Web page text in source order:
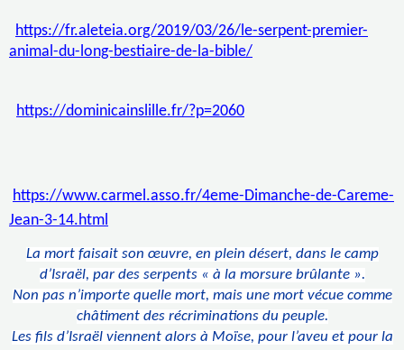
https://fr.aleteia.org/2019/03/26/le-serpent-premier-
animal-du-long-bestiaire-de-la-bible/
https://dominicainslille.fr/?p=2060
https://www.carmel.asso.fr/4eme-Dimanche-de-Careme-
Jean-3-14.html
La mort faisait son œuvre, en plein désert, dans le camp
d’Israël, par des serpents « à la morsure brûlante ».
Non pas n’importe quelle mort, mais une mort vécue comme
châtiment des récriminations du peuple.
Les fils d’Israël viennent alors à Moïse, pour l’aveu et pour la